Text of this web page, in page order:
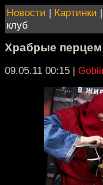
Новости | Картинки |
клуб
Храбрые
09.05.11 00:15 |